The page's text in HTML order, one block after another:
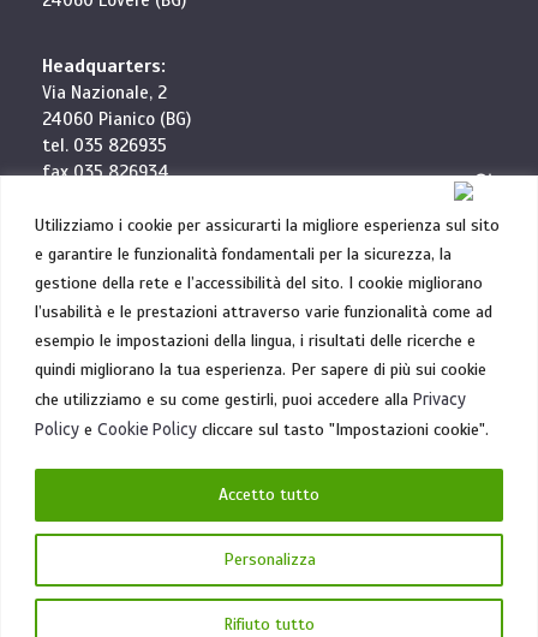
Utilizziamo i cookie per assicurarti la migliore esperienza sul sito
e garantire le funzionalità fondamentali per la sicurezza, la
gestione della rete e l’accessibilità del sito. I cookie migliorano
l’usabilità e le prestazioni attraverso varie funzionalità come ad
esempio le impostazioni della lingua, i risultati delle ricerche e
quindi migliorano la tua esperienza. Per sapere di più sui cookie
che utilizziamo e su come gestirli, puoi accedere alla Privacy
Policy e Cookie Policy cliccare sul tasto "Impostazioni cookie".
Personalizza
Rifiuto tutto
Accetto tutto
Headquarters:
Via Nazionale, 2
24060 Pianico (BG)
tel. 035 826935
fax 035 826934
Robotics Division:
Via G. Amendola, 1
31020 Villorba (TV)
tel. 0422 881554
P.IVA: 02234010169
Iscrizione Camera di Commercio (BG): 02234010169
Capitale Sociale: 1.000.000 euro i.v.